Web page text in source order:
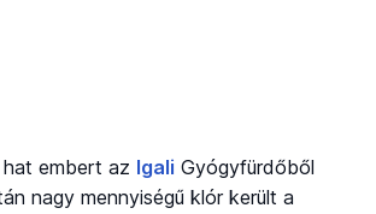
embert az Igali Gyógyfürdőből
nagy mennyiségű klór került a